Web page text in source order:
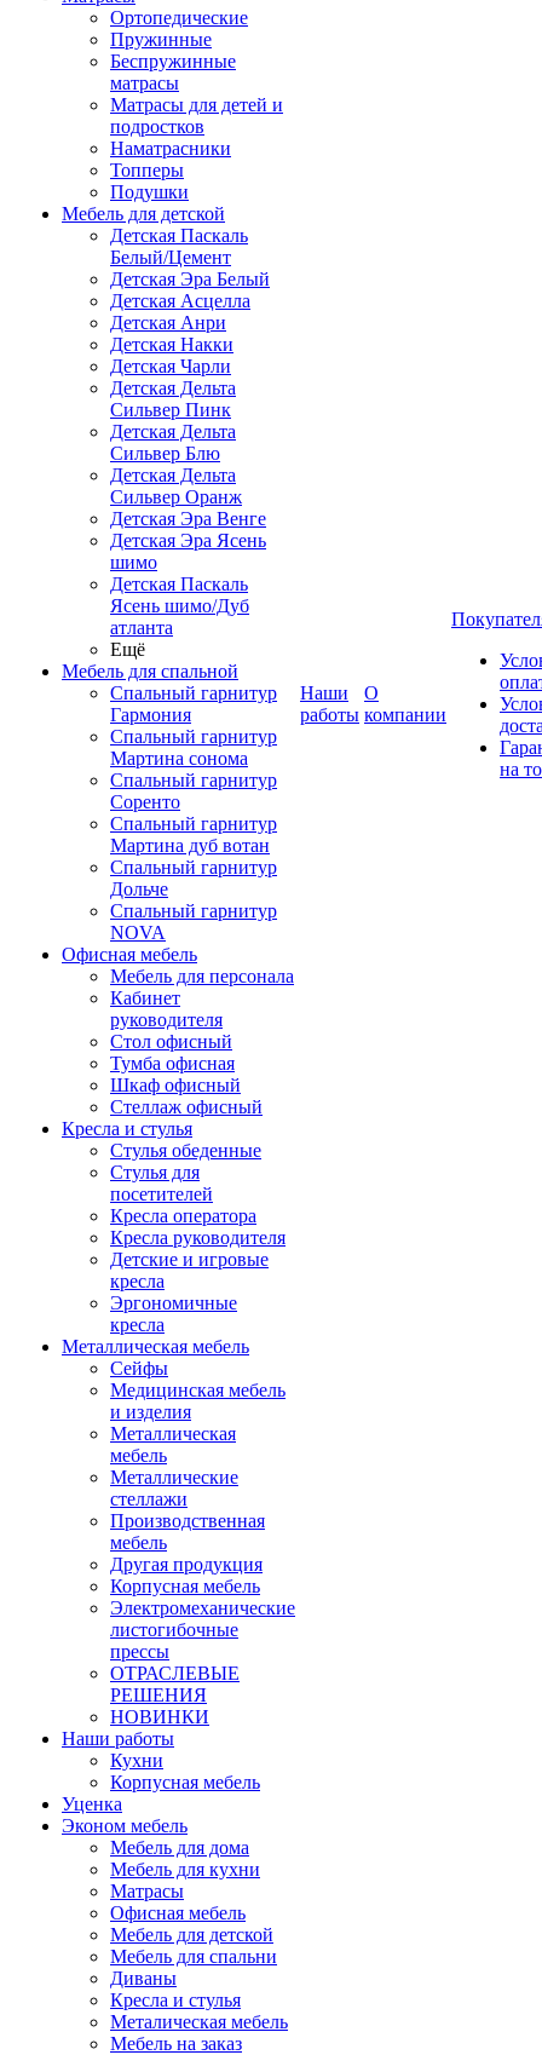
Ортопедические
Пружинные
Беспружинные
матрасы
Матрасы для детей и
подростков
Наматрасники
Топперы
Подушки
Мебель для детской
Детская Паскаль
Белый/Цемент
Детская Эра Белый
Детская Асцелла
Детская Анри
Детская Накки
Детская Чарли
Детская Дельта
Сильвер Пинк
Детская Дельта
Сильвер Блю
Детская Дельта
Сильвер Оранж
Детская Эра Венге
Детская Эра Ясень
шимо
Детская Паскаль
Ясень шимо/Дуб
атланта
Ещё
Мебель для спальной
Спальный гарнитур
Гармония
Спальный гарнитур
Мартина сонома
Спальный гарнитур
Соренто
Спальный гарнитур
Мартина дуб вотан
Спальный гарнитур
Дольче
Спальный гарнитур
NOVA
Офисная мебель
Мебель для персонала
Кабинет
руководителя
Стол офисный
Тумба офисная
Шкаф офисный
Стеллаж офисный
Кресла и стулья
Стулья обеденные
Стулья для
посетителей
Кресла оператора
Кресла руководителя
Детские и игровые
кресла
Эргономичные
кресла
Металлическая мебель
Сейфы
Медицинская мебель
и изделия
Металлическая
мебель
Металлические
стеллажи
Производственная
мебель
Другая продукция
Корпусная мебель
Электромеханические
листогибочные
прессы
ОТРАСЛЕВЫЕ
РЕШЕНИЯ
НОВИНКИ
Наши работы
Кухни
Корпусная мебель
Уценка
Эконом мебель
Мебель для дома
Мебель для кухни
Матрасы
Офисная мебель
Мебель для детской
Мебель для спальни
Диваны
Кресла и стулья
Металическая мебель
Мебель на заказ
Наши
работы
О
компании
на